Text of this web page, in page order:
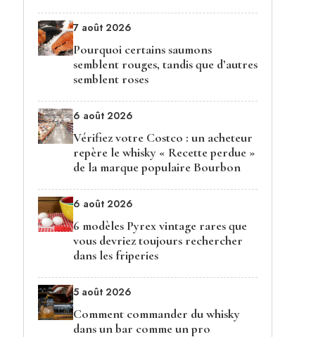
7 août 2026
Pourquoi certains saumons
semblent rouges, tandis que d’autres
semblent roses
6 août 2026
Vérifiez votre Costco : un acheteur
repère le whisky « Recette perdue »
de la marque populaire Bourbon
6 août 2026
6 modèles Pyrex vintage rares que
vous devriez toujours rechercher
dans les friperies
5 août 2026
Comment commander du whisky
dans un bar comme un pro